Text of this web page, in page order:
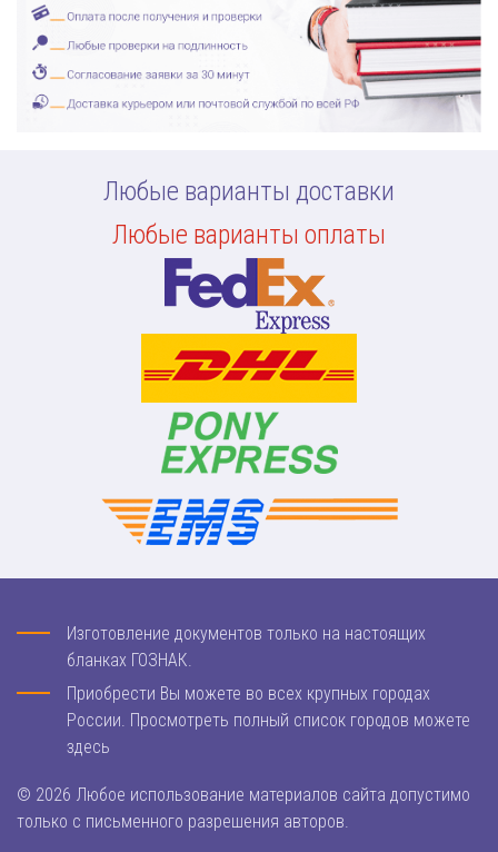
Любые варианты доставки
Любые варианты оплаты
Изготовление документов только на настоящих
бланках ГОЗНАК.
Приобрести Вы можете во всех крупных городах
России. Просмотреть полный список городов можете
здесь
© 2026 Любое использование материалов сайта допустимо
только с письменного разрешения авторов.